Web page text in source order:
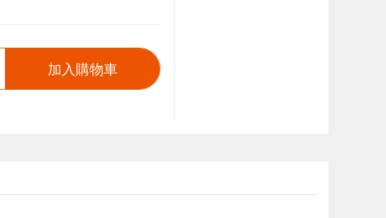
加入購物車